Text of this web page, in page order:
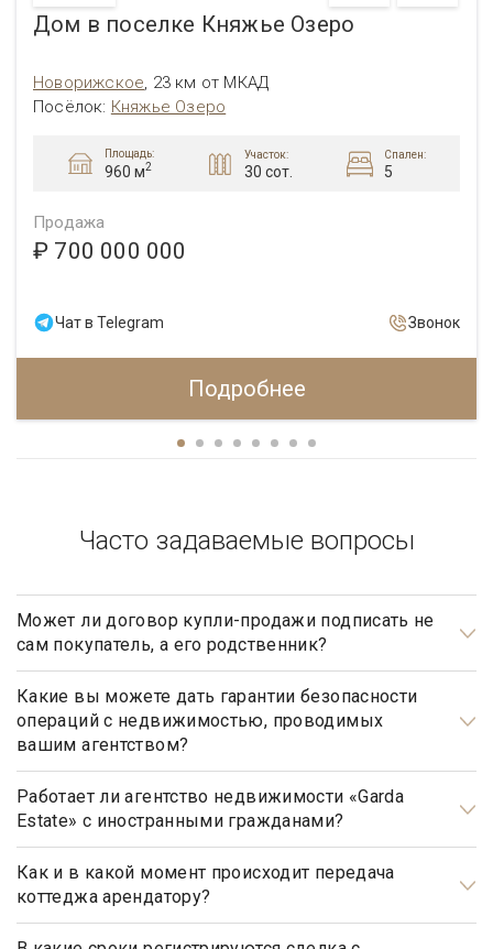
Дом в поселке Княжье Озеро
Новорижское, 23 км от МКАД
Посёлок: Княжье Озеро
Площадь:
960 м2
Участок:
30 сот.
Спален:
5
Продажа
₽ 700 000 000
Чат в Telegram Звонок
Подробнее
Часто задаваемые вопросы
Может ли договор купли-продажи подписать не
сам покупатель, а его родственник?
Может, но для этого необходимо иметь действующую
нотариально заверенную доверенность.
Какие вы можете дать гарантии безопасности
операций с недвижимостью, проводимых
вашим агентством?
Наше агентство элитной недвижимости осуществляет
полный контроль над каждым шагом сделки, оказывает
полное юридическое сопровождение на всех этапах
сотрудничества, что гарантирует вашу безопасность и
«чистоту» сделки.
Работает ли агентство недвижимости «Garda
Estate» с иностранными гражданами?
Да, наше агентство недвижимости, работает с
иностранными гражданами не резидентами РФ.
Как и в какой момент происходит передача
коттеджа арендатору?
Передача коттеджа от собственника арендатору